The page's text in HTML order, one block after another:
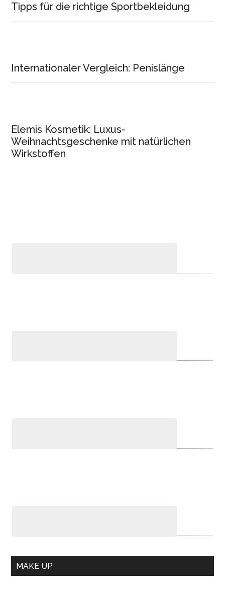
Tipps für die richtige Sportbekleidung
Internationaler Vergleich: Penislänge
Elemis Kosmetik: Luxus-
Weihnachtsgeschenke mit natürlichen
Wirkstoffen
MAKE UP